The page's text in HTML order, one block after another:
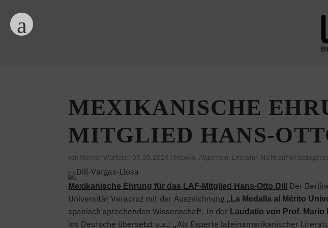
MEXIKANISCHE
MITGLIED HANS-
von Werner Würtele 05.05.2019 Mexiko, Allgemein, Literatur, Nicht auf VA
Mexikanische Ehrung für das LAF-Mitglied Hans-Otto Dill
Der
Universität Veracruz mit der Auszeichnung „La Medalla al Mérito
spanisch sprechenden Wissenschaft. In der Laudatio von Prof. Mario
ins Deutsche übersetzt u.a.: „Als Experte lateinamerikanischer